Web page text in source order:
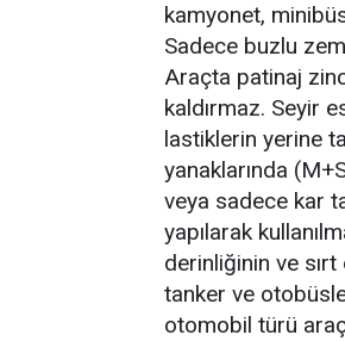
kamyonet,
Sadece buzlu
Araçta patinaj
kaldırmaz. Seyir
lastiklerin yerine
yanaklarında
veya sadece kar
yapılarak
derinliğinin ve
tanker ve
otomobil türü